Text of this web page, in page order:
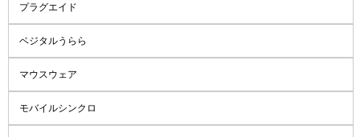
プラグエイド
ベジタルうらら
マウスウェア
モバイルシンクロ